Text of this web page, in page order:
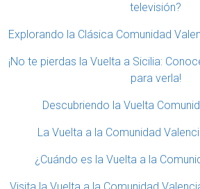
televisión?
Explorando la Clásica Comunidad
¡No te pierdas la Vuelta a Sicilia:
para verla!
Descubriendo la Vuelta
La Vuelta a la Comunidad
¿Cuándo es la Vuelta a la